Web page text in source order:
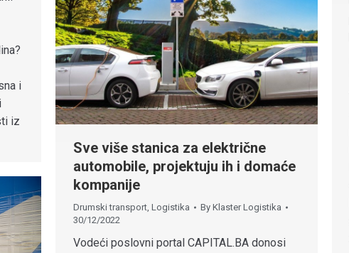
i
iz
Sve više stanica za električne
automobile, projektuju ih i domaće
kompanije
Drumski transport, Logistika By Klaster Logistika
30/12/2022
Vodeći poslovni portal CAPITAL.BA donosi